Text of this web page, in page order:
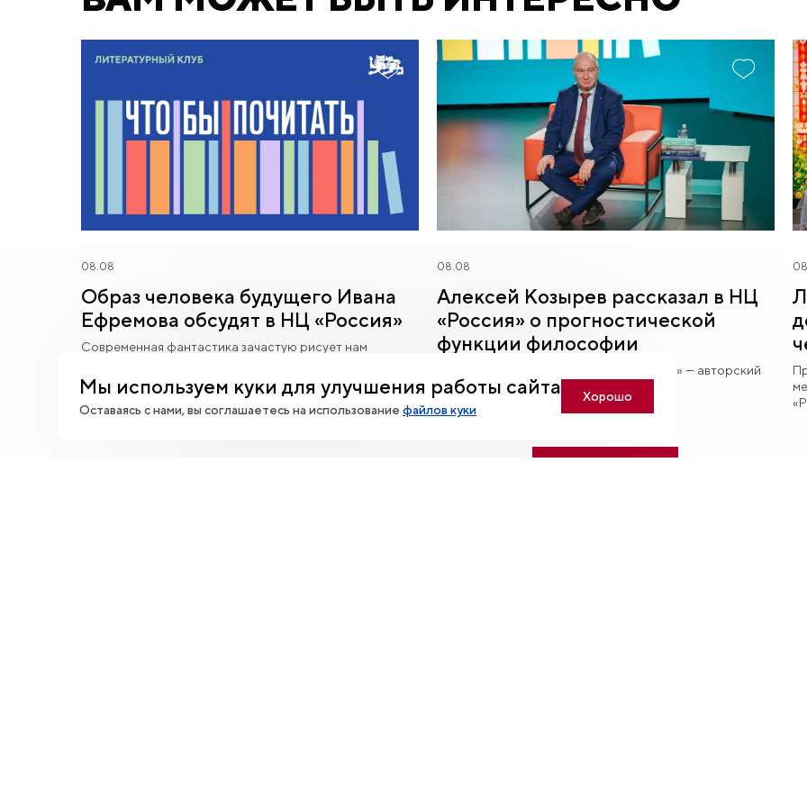
08.08
Образ человека будущего Ивана
Ефремова обсудят в НЦ «Россия»
Современная фантастика зачастую рисует нам
Иван Ефремов видел мир совершенно иначе.
08.08
Алексей Козырев рассказал в НЦ
«Россия» о прогностической
функции философии
Литературный клуб «Что/бы почитать?!» — авторский
проект НЦ «Россия».
Мы используем куки для улучшения работы сайта
Оставаясь с нами, вы соглашаетесь на использованиефайлов куки
Хорошо